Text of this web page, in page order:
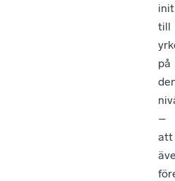
till
på
–
att